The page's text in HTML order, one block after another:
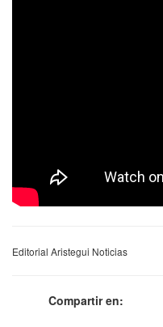
Editorial Aristegui Noticias
Compartir en: